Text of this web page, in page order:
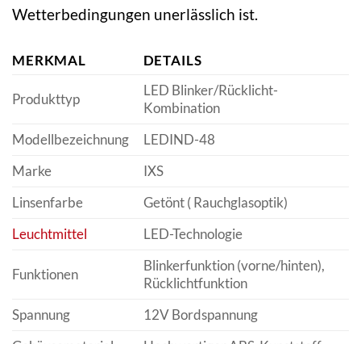
Wetterbedingungen unerlässlich ist.
MERKMAL DETAILS
Produkttyp
LED Blinker/Rücklicht-
Kombination
Modellbezeichnung
LEDIND-48
Marke
IXS
Linsenfarbe
Getönt ( Rauchglasoptik)
Leuchtmittel
LED-Technologie
Funktionen
Blinkerfunktion (vorne/hinten),
Rücklichtfunktion
Spannung
12V Bordspannung